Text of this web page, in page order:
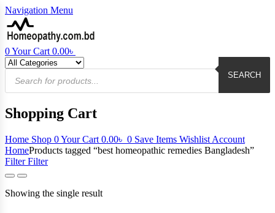
Navigation Menu
0Your Cart 0.00৳
Products
search
SEARCH
Shopping Cart
Home Shop 0Your Cart 0.00৳ 0 Save Items Wishlist Account
HomeProducts tagged “best homeopathic remedies Bangladesh”
FilterFilter
Showing the single result